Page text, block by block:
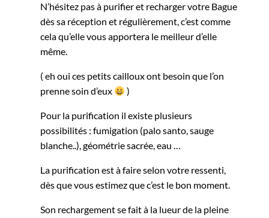
N’hésitez pas à purifier et recharger votre Bague
dès sa réception et régulièrement, c’est comme
cela qu’elle vous apportera le meilleur d’elle
même.
( eh oui ces petits cailloux ont besoin que l’on
prenne soin d’eux
)
Pour la purification il existe plusieurs
possibilités : fumigation (palo santo, sauge
blanche..), géométrie sacrée, eau …
La purification est à faire selon votre ressenti,
dès que vous estimez que c’est le bon moment.
Son rechargement se fait à la lueur de la pleine